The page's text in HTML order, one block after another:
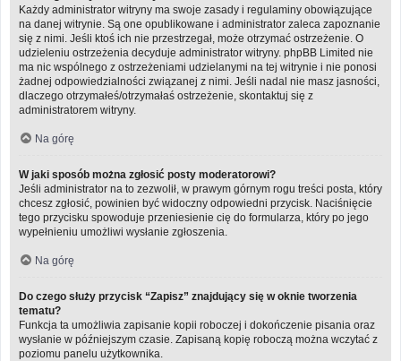
Każdy administrator witryny ma swoje zasady i regulaminy obowiązujące
na danej witrynie. Są one opublikowane i administrator zaleca zapoznanie
się z nimi. Jeśli ktoś ich nie przestrzegał, może otrzymać ostrzeżenie. O
udzieleniu ostrzeżenia decyduje administrator witryny. phpBB Limited nie
ma nic wspólnego z ostrzeżeniami udzielanymi na tej witrynie i nie ponosi
żadnej odpowiedzialności związanej z nimi. Jeśli nadal nie masz jasności,
dlaczego otrzymałeś/otrzymałaś ostrzeżenie, skontaktuj się z
administratorem witryny.
Na górę
W jaki sposób można zgłosić posty moderatorowi?
Jeśli administrator na to zezwolił, w prawym górnym rogu treści posta, który
chcesz zgłosić, powinien być widoczny odpowiedni przycisk. Naciśnięcie
tego przycisku spowoduje przeniesienie cię do formularza, który po jego
wypełnieniu umożliwi wysłanie zgłoszenia.
Na górę
Do czego służy przycisk “Zapisz” znajdujący się w oknie tworzenia
tematu?
Funkcja ta umożliwia zapisanie kopii roboczej i dokończenie pisania oraz
wysłanie w późniejszym czasie. Zapisaną kopię roboczą można wczytać z
poziomu panelu użytkownika.